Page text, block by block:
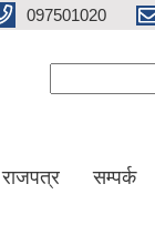
097501020
राजपत्र सम्पर्क